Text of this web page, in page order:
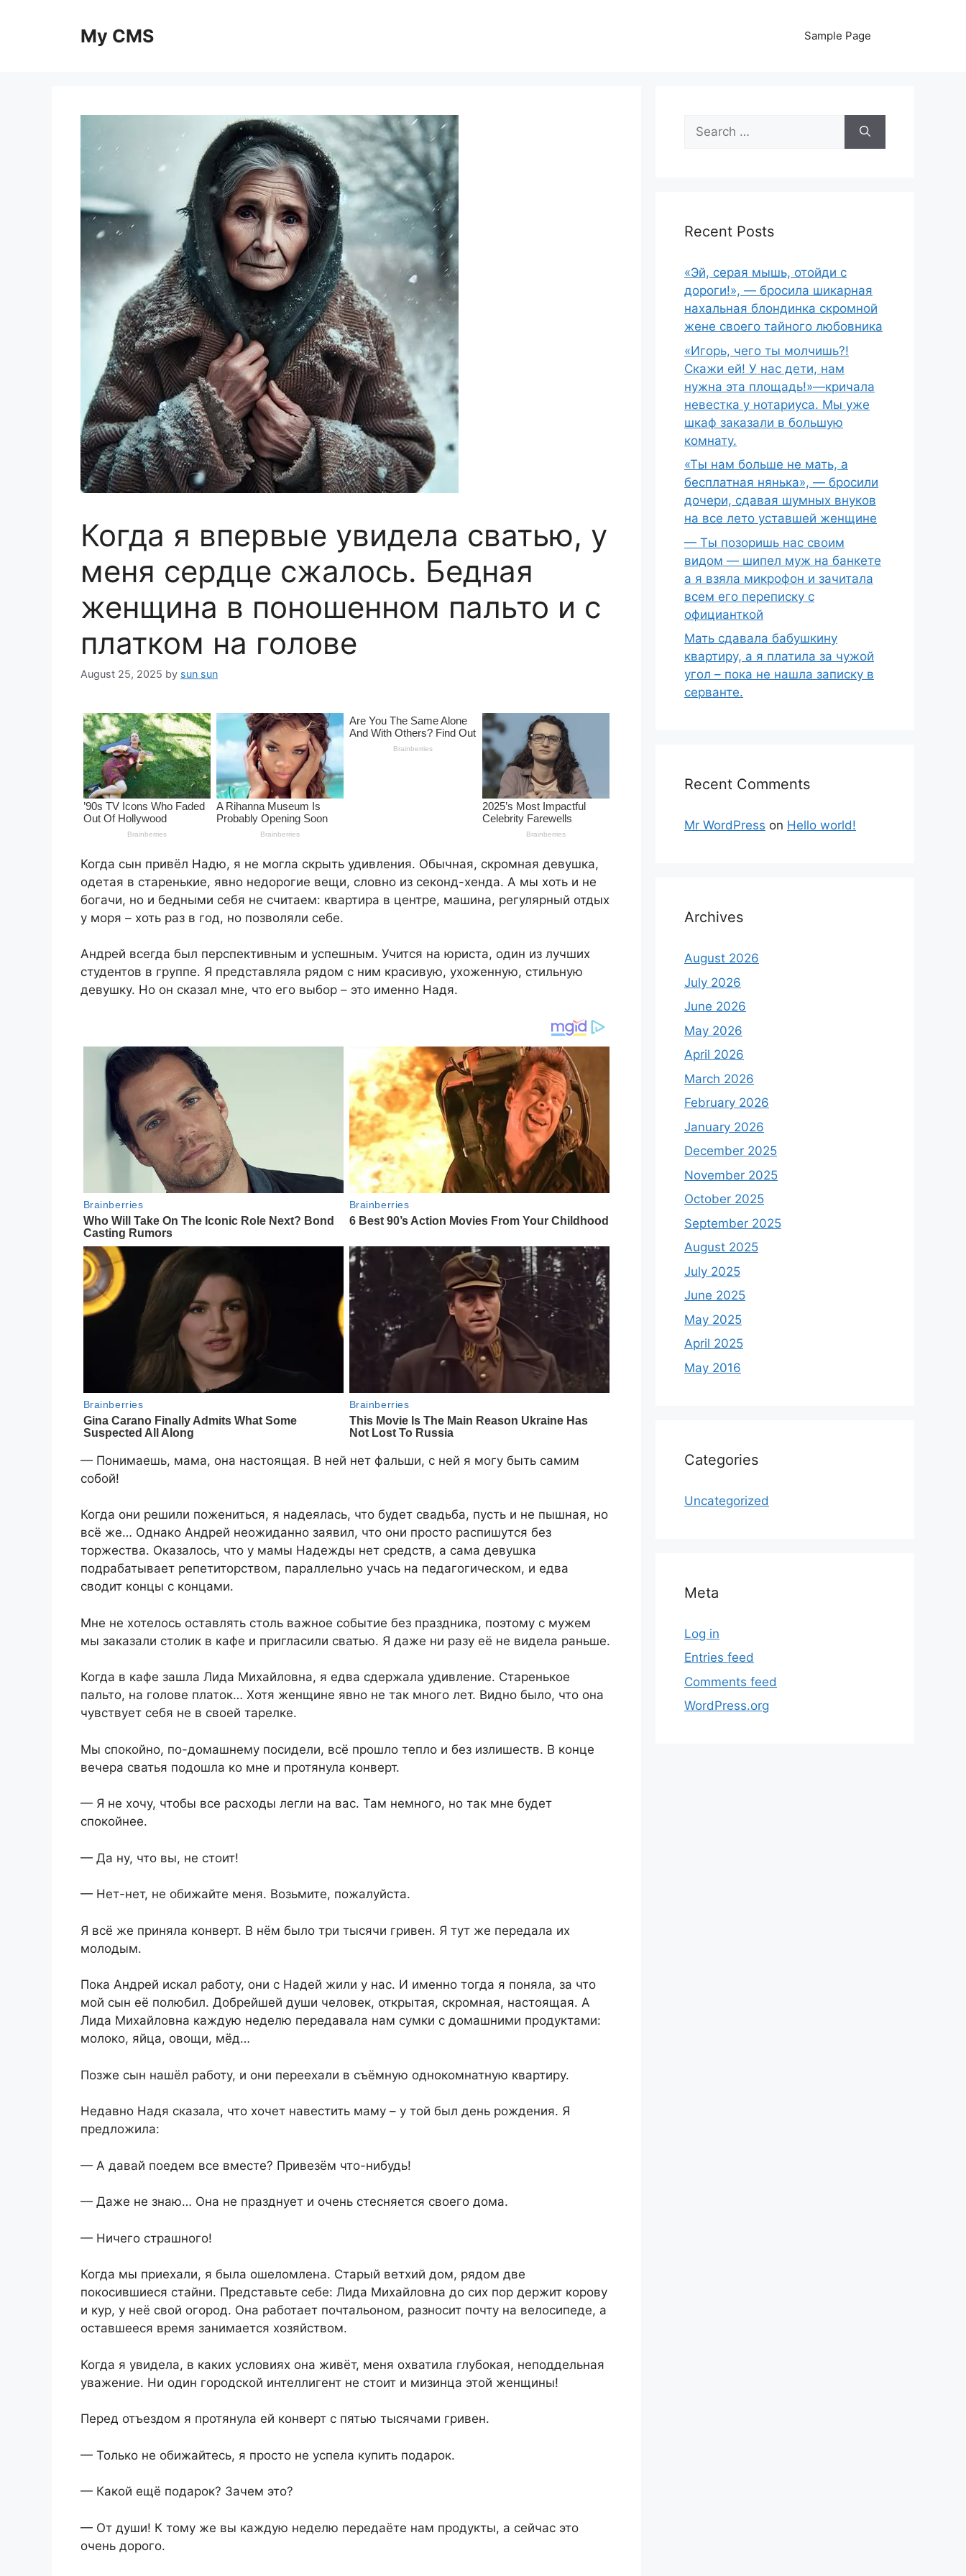
My CMS Sample Page
Когда я впервые увидела сватью, у
меня сердце сжалось. Бедная
женщина в поношенном пальто и с
платком на голове
August 25, 2025 by sun sun
Когда сын привёл Надю, я не могла скрыть удивления. Обычная, скромная девушка,
одетая в старенькие, явно недорогие вещи, словно из секонд-хенда. А мы хоть и не
богачи, но и бедными себя не считаем: квартира в центре, машина, регулярный отдых
у моря – хоть раз в год, но позволяли себе.
Андрей всегда был перспективным и успешным. Учится на юриста, один из лучших
студентов в группе. Я представляла рядом с ним красивую, ухоженную, стильную
девушку. Но он сказал мне, что его выбор – это именно Надя.
— Понимаешь, мама, она настоящая. В ней нет фальши, с ней я могу быть самим
собой!
Когда они решили пожениться, я надеялась, что будет свадьба, пусть и не пышная, но
всё же… Однако Андрей неожиданно заявил, что они просто распишутся без
торжества. Оказалось, что у мамы Надежды нет средств, а сама девушка
подрабатывает репетиторством, параллельно учась на педагогическом, и едва
сводит концы с концами.
Мне не хотелось оставлять столь важное событие без праздника, поэтому с мужем
мы заказали столик в кафе и пригласили сватью. Я даже ни разу её не видела раньше.
Когда в кафе зашла Лида Михайловна, я едва сдержала удивление. Старенькое
пальто, на голове платок… Хотя женщине явно не так много лет. Видно было, что она
чувствует себя не в своей тарелке.
Мы спокойно, по-домашнему посидели, всё прошло тепло и без излишеств. В конце
вечера сватья подошла ко мне и протянула конверт.
— Я не хочу, чтобы все расходы легли на вас. Там немного, но так мне будет
спокойнее.
— Да ну, что вы, не стоит!
— Нет-нет, не обижайте меня. Возьмите, пожалуйста.
Я всё же приняла конверт. В нём было три тысячи гривен. Я тут же передала их
молодым.
Пока Андрей искал работу, они с Надей жили у нас. И именно тогда я поняла, за что
мой сын её полюбил. Добрейшей души человек, открытая, скромная, настоящая. А
Лида Михайловна каждую неделю передавала нам сумки с домашними продуктами:
молоко, яйца, овощи, мёд…
Позже сын нашёл работу, и они переехали в съёмную однокомнатную квартиру.
Недавно Надя сказала, что хочет навестить маму – у той был день рождения. Я
предложила:
— А давай поедем все вместе? Привезём что-нибудь!
— Даже не знаю… Она не празднует и очень стесняется своего дома.
— Ничего страшного!
Когда мы приехали, я была ошеломлена. Старый ветхий дом, рядом две
покосившиеся стайни. Представьте себе: Лида Михайловна до сих пор держит корову
и кур, у неё свой огород. Она работает почтальоном, разносит почту на велосипеде, а
оставшееся время занимается хозяйством.
Когда я увидела, в каких условиях она живёт, меня охватила глубокая, неподдельная
уважение. Ни один городской интеллигент не стоит и мизинца этой женщины!
Перед отъездом я протянула ей конверт с пятью тысячами гривен.
— Только не обижайтесь, я просто не успела купить подарок.
— Какой ещё подарок? Зачем это?
— От души! К тому же вы каждую неделю передаёте нам продукты, а сейчас это
очень дорого.
Search
for:
Recent Posts
«Эй, серая мышь, отойди с
дороги!», — бросила шикарная
нахальная блондинка скромной
жене своего тайного любовника
«Игорь, чего ты молчишь?!
Скажи ей! У нас дети, нам
нужна эта площадь!»—кричала
невестка у нотариуса. Мы уже
шкаф заказали в большую
комнату.
«Ты нам больше не мать, а
бесплатная нянька», — бросили
дочери, сдавая шумных внуков
на все лето уставшей женщине
— Ты позоришь нас своим
видом — шипел муж на банкете
а я взяла микрофон и зачитала
всем его переписку с
официанткой
Мать сдавала бабушкину
квартиру, а я платила за чужой
угол – пока не нашла записку в
серванте.
Recent Comments
Mr WordPress on Hello world!
Archives
August 2026
July 2026
June 2026
May 2026
April 2026
March 2026
February 2026
January 2026
December 2025
November 2025
October 2025
September 2025
August 2025
July 2025
June 2025
May 2025
April 2025
May 2016
Categories
Uncategorized
Meta
Log in
Entries feed
Comments feed
WordPress.org